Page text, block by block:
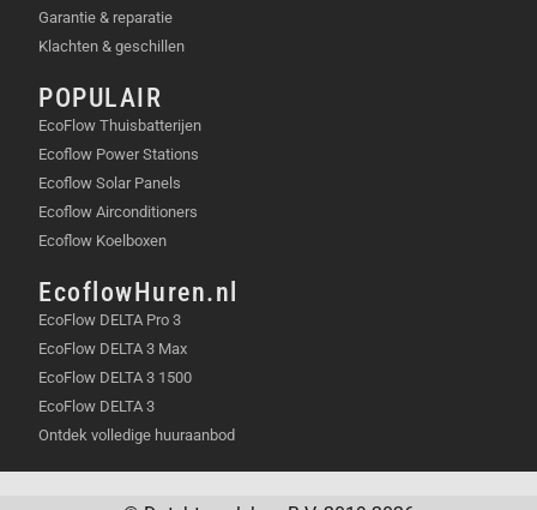
Garantie & reparatie
Klachten & geschillen
POPULAIR
EcoFlow Thuisbatterijen
Ecoflow Power Stations
Ecoflow Solar Panels
Ecoflow Airconditioners
Ecoflow Koelboxen
EcoflowHuren.nl
EcoFlow DELTA Pro 3
EcoFlow DELTA 3 Max
EcoFlow DELTA 3 1500
EcoFlow DELTA 3
Ontdek volledige huuraanbod